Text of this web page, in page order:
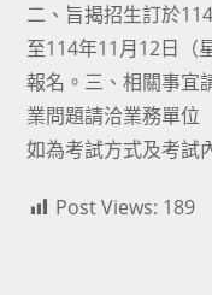
二、旨揭招生訂於
至114年11月12日（
報名。三、相關事宜
業問題請洽業務單位
如為考試方式及考試
Post Views: 189